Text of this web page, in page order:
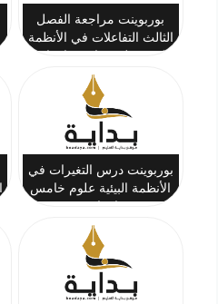
بوربوينت مراجعة الفصل
الثالث التفاعلات في الأنظمة
بوربوينت درس التغيرات في
الأنظمة البيئية علوم خامس